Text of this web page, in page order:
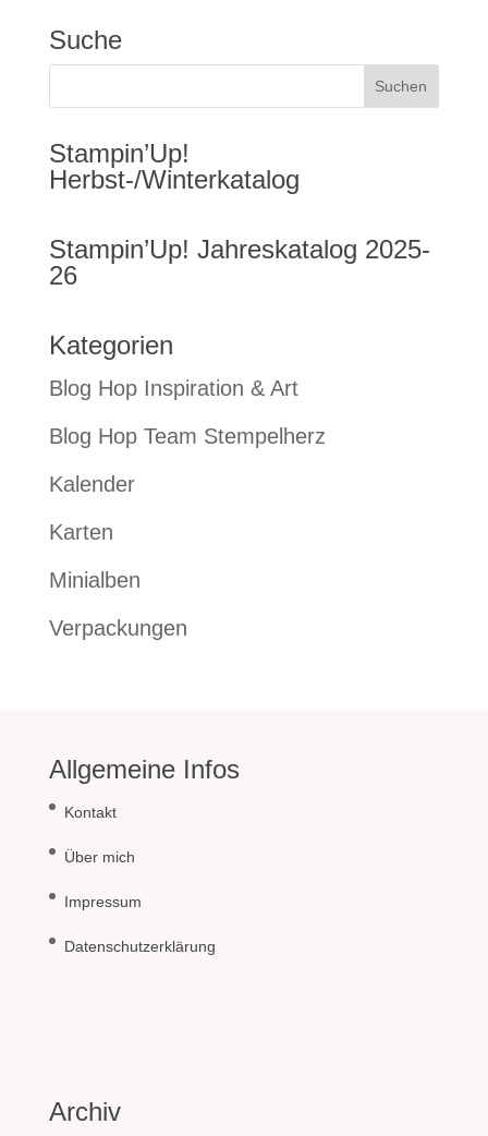
Suche
Stampin’Up!
Herbst-/Winterkatalog
Stampin’Up! Jahreskatalog 2025-
26
Kategorien
Blog Hop Inspiration & Art
Blog Hop Team Stempelherz
Kalender
Karten
Minialben
Verpackungen
Allgemeine Infos
Kontakt
Über mich
Impressum
Datenschutzerklärung
Archiv